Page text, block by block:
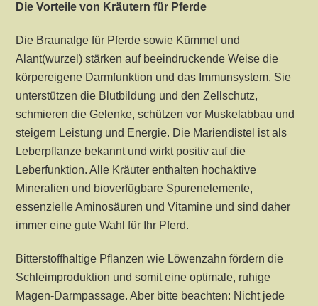
Die Vorteile von Kräutern für Pferde
Die Braunalge für Pferde sowie Kümmel und
Alant(wurzel) stärken auf beeindruckende Weise die
körpereigene Darmfunktion und das Immunsystem. Sie
unterstützen die Blutbildung und den Zellschutz,
schmieren die Gelenke, schützen vor Muskelabbau und
steigern Leistung und Energie. Die Mariendistel ist als
Leberpflanze bekannt und wirkt positiv auf die
Leberfunktion. Alle Kräuter enthalten hochaktive
Mineralien und bioverfügbare Spurenelemente,
essenzielle Aminosäuren und Vitamine und sind daher
immer eine gute Wahl für Ihr Pferd.
Bitterstoffhaltige Pflanzen wie Löwenzahn fördern die
Schleimproduktion und somit eine optimale, ruhige
Magen-Darmpassage. Aber bitte beachten: Nicht jede